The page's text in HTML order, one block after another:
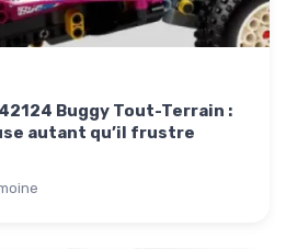
Buggy Tout-Terrain :
autant qu’il frustre